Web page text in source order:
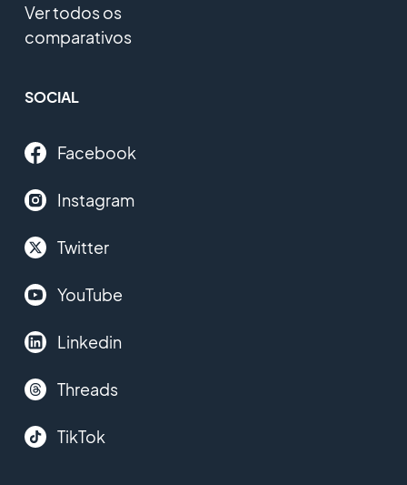
Ver todos os
comparativos
SOCIAL
Facebook
Instagram
Twitter
YouTube
Linkedin
Threads
TikTok